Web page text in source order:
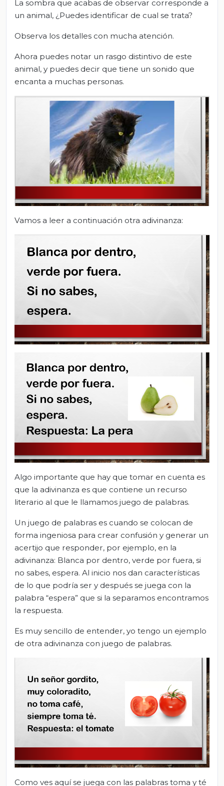
La sombra que acabas de observar corresponde a
un animal, ¿Puedes identificar de cual se trata?
Observa los detalles con mucha atención.
Ahora puedes notar un rasgo distintivo de este
animal, y puedes decir que tiene un sonido que
encanta a muchas personas.
Vamos a leer a continuación otra adivinanza:
Algo importante que hay que tomar en cuenta es
que la adivinanza es que contiene un recurso
literario al que le llamamos juego de palabras.
Un juego de palabras es cuando se colocan de
forma ingeniosa para crear confusión y generar un
acertijo que responder, por ejemplo, en la
adivinanza: Blanca por dentro, verde por fuera, si
no sabes, espera. Al inicio nos dan características
de lo que podría ser y después se juega con la
palabra “espera” que si la separamos encontramos
la respuesta.
Es muy sencillo de entender, yo tengo un ejemplo
de otra adivinanza con juego de palabras.
Como ves aquí se juega con las palabras toma y té